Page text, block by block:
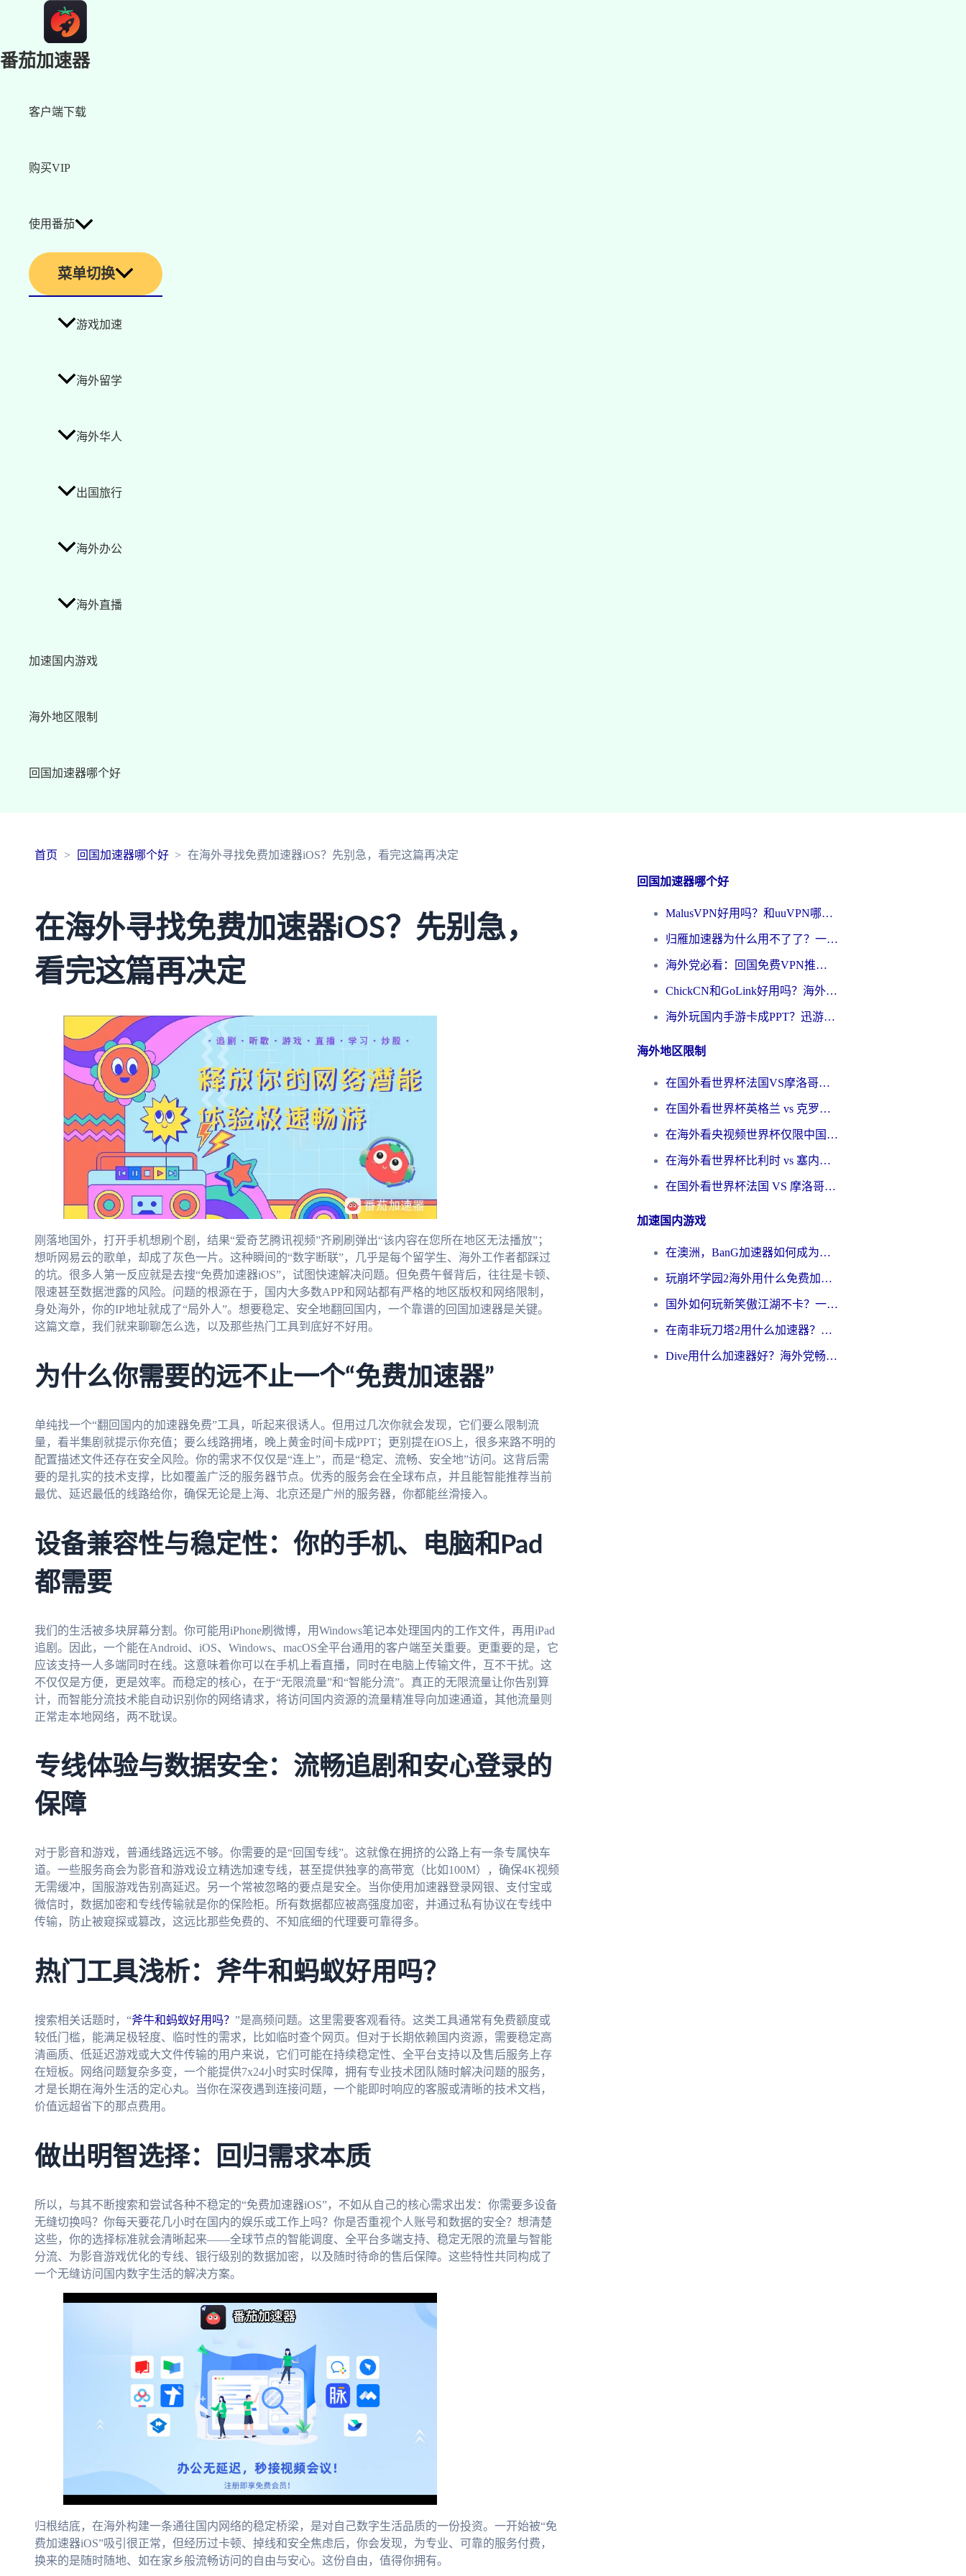
番茄加速器
客户端下载
购买VIP
使用番茄
菜单切换
游戏加速
海外留学
海外华人
出国旅行
海外办公
海外直播
加速国内游戏
海外地区限制
回国加速器哪个好
首页 回国加速器哪个好 在海外寻找免费加速器iOS？先别急，看完这篇再决定
在海外寻找免费加速器iOS？先别急，
看完这篇再决定
刚落地国外，打开手机想刷个剧，结果“爱奇艺腾讯视频”齐刷刷弹出“该内容在您所在地区无法播放”；
想听网易云的歌单，却成了灰色一片。这种瞬间的“数字断联”，几乎是每个留学生、海外工作者都踩过
的坑。很多人第一反应就是去搜“免费加速器iOS”，试图快速解决问题。但免费午餐背后，往往是卡顿、
限速甚至数据泄露的风险。问题的根源在于，国内大多数APP和网站都有严格的地区版权和网络限制，
身处海外，你的IP地址就成了“局外人”。想要稳定、安全地翻回国内，一个靠谱的回国加速器是关键。
这篇文章，我们就来聊聊怎么选，以及那些热门工具到底好不好用。
为什么你需要的远不止一个“免费加速器”
单纯找一个“翻回国内的加速器免费”工具，听起来很诱人。但用过几次你就会发现，它们要么限制流
量，看半集剧就提示你充值；要么线路拥堵，晚上黄金时间卡成PPT；更别提在iOS上，很多来路不明的
配置描述文件还存在安全风险。你的需求不仅仅是“连上”，而是“稳定、流畅、安全地”访问。这背后需
要的是扎实的技术支撑，比如覆盖广泛的服务器节点。优秀的服务会在全球布点，并且能智能推荐当前
最优、延迟最低的线路给你，确保无论是上海、北京还是广州的服务器，你都能丝滑接入。
设备兼容性与稳定性：你的手机、电脑和Pad
都需要
我们的生活被多块屏幕分割。你可能用iPhone刷微博，用Windows笔记本处理国内的工作文件，再用iPad
追剧。因此，一个能在Android、iOS、Windows、macOS全平台通用的客户端至关重要。更重要的是，它
应该支持一人多端同时在线。这意味着你可以在手机上看直播，同时在电脑上传输文件，互不干扰。这
不仅仅是方便，更是效率。而稳定的核心，在于“无限流量”和“智能分流”。真正的无限流量让你告别算
计，而智能分流技术能自动识别你的网络请求，将访问国内资源的流量精准导向加速通道，其他流量则
正常走本地网络，两不耽误。
专线体验与数据安全：流畅追剧和安心登录的
保障
对于影音和游戏，普通线路远远不够。你需要的是“回国专线”。这就像在拥挤的公路上有一条专属快车
道。一些服务商会为影音和游戏设立精选加速专线，甚至提供独享的高带宽（比如100M），确保4K视频
无需缓冲，国服游戏告别高延迟。另一个常被忽略的要点是安全。当你使用加速器登录网银、支付宝或
微信时，数据加密和专线传输就是你的保险柜。所有数据都应被高强度加密，并通过私有协议在专线中
传输，防止被窥探或篡改，这远比那些免费的、不知底细的代理要可靠得多。
热门工具浅析：斧牛和蚂蚁好用吗？
搜索相关话题时，“斧牛和蚂蚁好用吗？ ”是高频问题。这里需要客观看待。这类工具通常有免费额度或
较低门槛，能满足极轻度、临时性的需求，比如临时查个网页。但对于长期依赖国内资源，需要稳定高
清画质、低延迟游戏或大文件传输的用户来说，它们可能在持续稳定性、全平台支持以及售后服务上存
在短板。网络问题复杂多变，一个能提供7x24小时实时保障，拥有专业技术团队随时解决问题的服务，
才是长期在海外生活的定心丸。当你在深夜遇到连接问题，一个能即时响应的客服或清晰的技术文档，
价值远超省下的那点费用。
做出明智选择：回归需求本质
所以，与其不断搜索和尝试各种不稳定的“免费加速器iOS”，不如从自己的核心需求出发：你需要多设备
无缝切换吗？你每天要花几小时在国内的娱乐或工作上吗？你是否重视个人账号和数据的安全？想清楚
这些，你的选择标准就会清晰起来——全球节点的智能调度、全平台多端支持、稳定无限的流量与智能
分流、为影音游戏优化的专线、银行级别的数据加密，以及随时待命的售后保障。这些特性共同构成了
一个无缝访问国内数字生活的解决方案。
归根结底，在海外构建一条通往国内网络的稳定桥梁，是对自己数字生活品质的一份投资。一开始被“免
费加速器iOS”吸引很正常，但经历过卡顿、掉线和安全焦虑后，你会发现，为专业、可靠的服务付费，
换来的是随时随地、如在家乡般流畅访问的自由与安心。这份自由，值得你拥有。
回国加速器哪个好
MalusVPN好用吗？和uuVPN哪个好？海外党无缝访问国内资源的真实对比与选择指南
归雁加速器为什么用不了了？一位海外游子的真实困惑与技术解答
海外党必看：回国免费VPN推荐？别踩坑！教你选对加速器无缝刷国内资源
ChickCN和GoLink好用吗？海外党如何选对回国加速器
海外玩国内手游卡成PPT？迅游和奇游手游哪个好？一篇讲透回国加速器怎么选
海外地区限制
在国外看世界杯法国VS摩洛哥地区限制？这篇指南让你流畅看中文解说无压力
在国外看世界杯英格兰 vs 克罗地亚当前地区不可播放？这篇指南帮你搞定所有海外观赛难题
在海外看央视频世界杯仅限中国大陆？这篇指南帮你解锁中文解说+无卡顿直播
在海外看世界杯比利时 vs 塞内加尔仅限中国大陆？我找到了最流畅的中文解说之路
在国外看世界杯法国 VS 摩洛哥仅限中国大陆？海外党这样看中文解说赛事不卡顿
加速国内游戏
在澳洲，BanG加速器如何成为你国服游戏的“时光机”？
玩崩坏学园2海外用什么免费加速器好？2026海外党亲测国服游戏加速指南
国外如何玩新笑傲江湖不卡？一份给海外游子的终极网络指南
在南非玩刀塔2用什么加速器？一份给海外游子的终极生存指南
Dive用什么加速器好？海外党畅玩国服游戏的终极避坑指南